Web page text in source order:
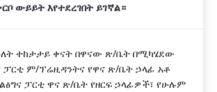
ውይይት እየተደረገበት ይገኛል።
ተከታታይ ቀናት በዋናው ጽ/ቤት በሚካሄደው
ፓርቲ ም/ፕሬዚዳንትና የዋና ጽ/ቤት ኃላፊ አቶ
ፓርቲ ዋና ጽ/ቤት የዘርፍ ኃላፊዎች፣ የሁሉም